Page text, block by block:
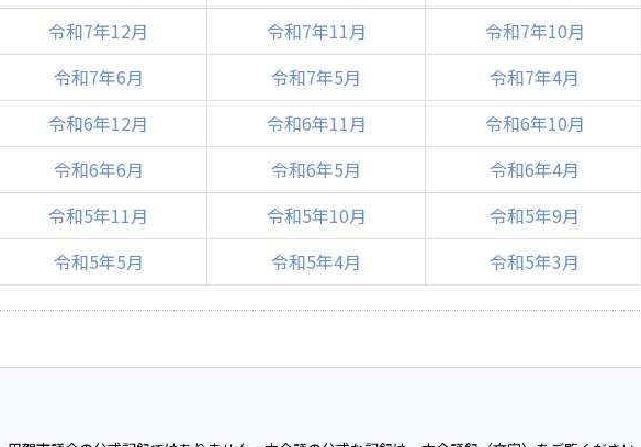
令和7年12月 令和7年11月 令和7年10月
令和7年6月 令和7年5月 令和7年4月
令和6年12月 令和6年11月 令和6年10月
令和6年6月 令和6年5月 令和6年4月
令和5年11月 令和5年10月 令和5年9月
令和5年5月 令和5年4月 令和5年3月